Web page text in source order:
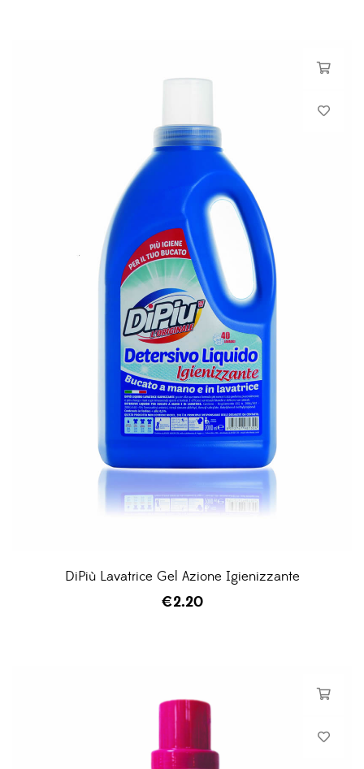
DiPiù Lavatrice Gel Azione Igienizzante
€2.20